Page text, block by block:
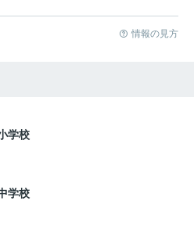
情報の見方
学校
学校